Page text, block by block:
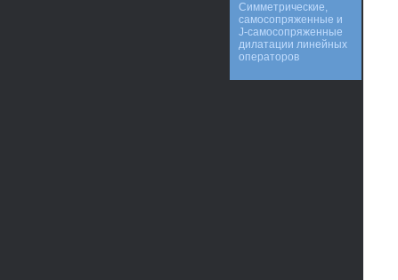
Симметрические,
самосопряженные и
J-самосопряженные
дилатации линейных
операторов